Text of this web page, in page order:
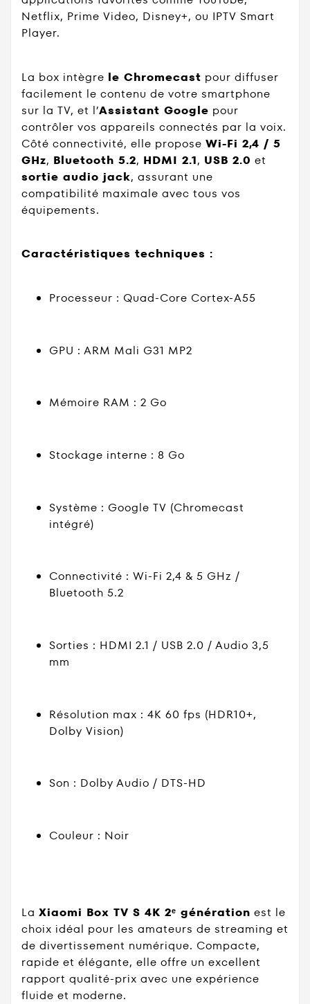
Netflix, Prime Video, Disney+, ou IPTV Smart
Player.
La box intègre le Chromecast pour diffuser
facilement le contenu de votre smartphone
sur la TV, et l’Assistant Google pour
contrôler vos appareils connectés par la voix.
Côté connectivité, elle propose Wi-Fi 2,4 / 5
GHz, Bluetooth 5.2, HDMI 2.1, USB 2.0 et
sortie audio jack, assurant une
compatibilité maximale avec tous vos
équipements.
Caractéristiques techniques :
Processeur : Quad-Core Cortex-A55
GPU : ARM Mali G31 MP2
Mémoire RAM : 2 Go
Stockage interne : 8 Go
Système : Google TV (Chromecast
intégré)
Connectivité : Wi-Fi 2,4 & 5 GHz /
Bluetooth 5.2
Sorties : HDMI 2.1 / USB 2.0 / Audio 3,5
mm
Résolution max : 4K 60 fps (HDR10+,
Dolby Vision)
Son : Dolby Audio / DTS-HD
Couleur : Noir
La Xiaomi Box TV S 4K 2ᵉ génération est le
choix idéal pour les amateurs de streaming et
de divertissement numérique. Compacte,
rapide et élégante, elle offre un excellent
rapport qualité-prix avec une expérience
fluide et moderne.